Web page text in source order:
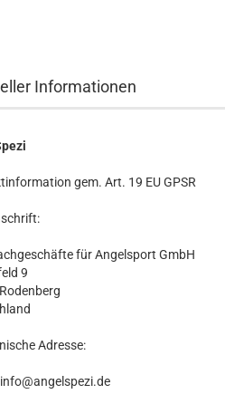
Informationen
gem. Art. 19 EU GPSR
für Angelsport GmbH
9
Adresse: